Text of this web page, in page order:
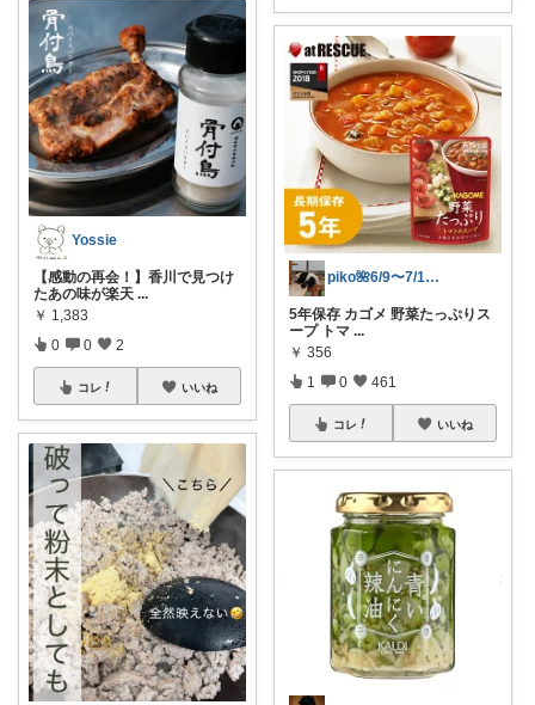
Yossie
【感動の再会！】香川で見つけ
たあの味が楽天 ...
￥ 1,383
0 0 2
コレ いいね
piko🌺6/9〜7/1感謝✨️
5年保存 カゴメ 野菜たっぷりス
ープ トマ ...
￥ 356
1 0 461
コレ いいね